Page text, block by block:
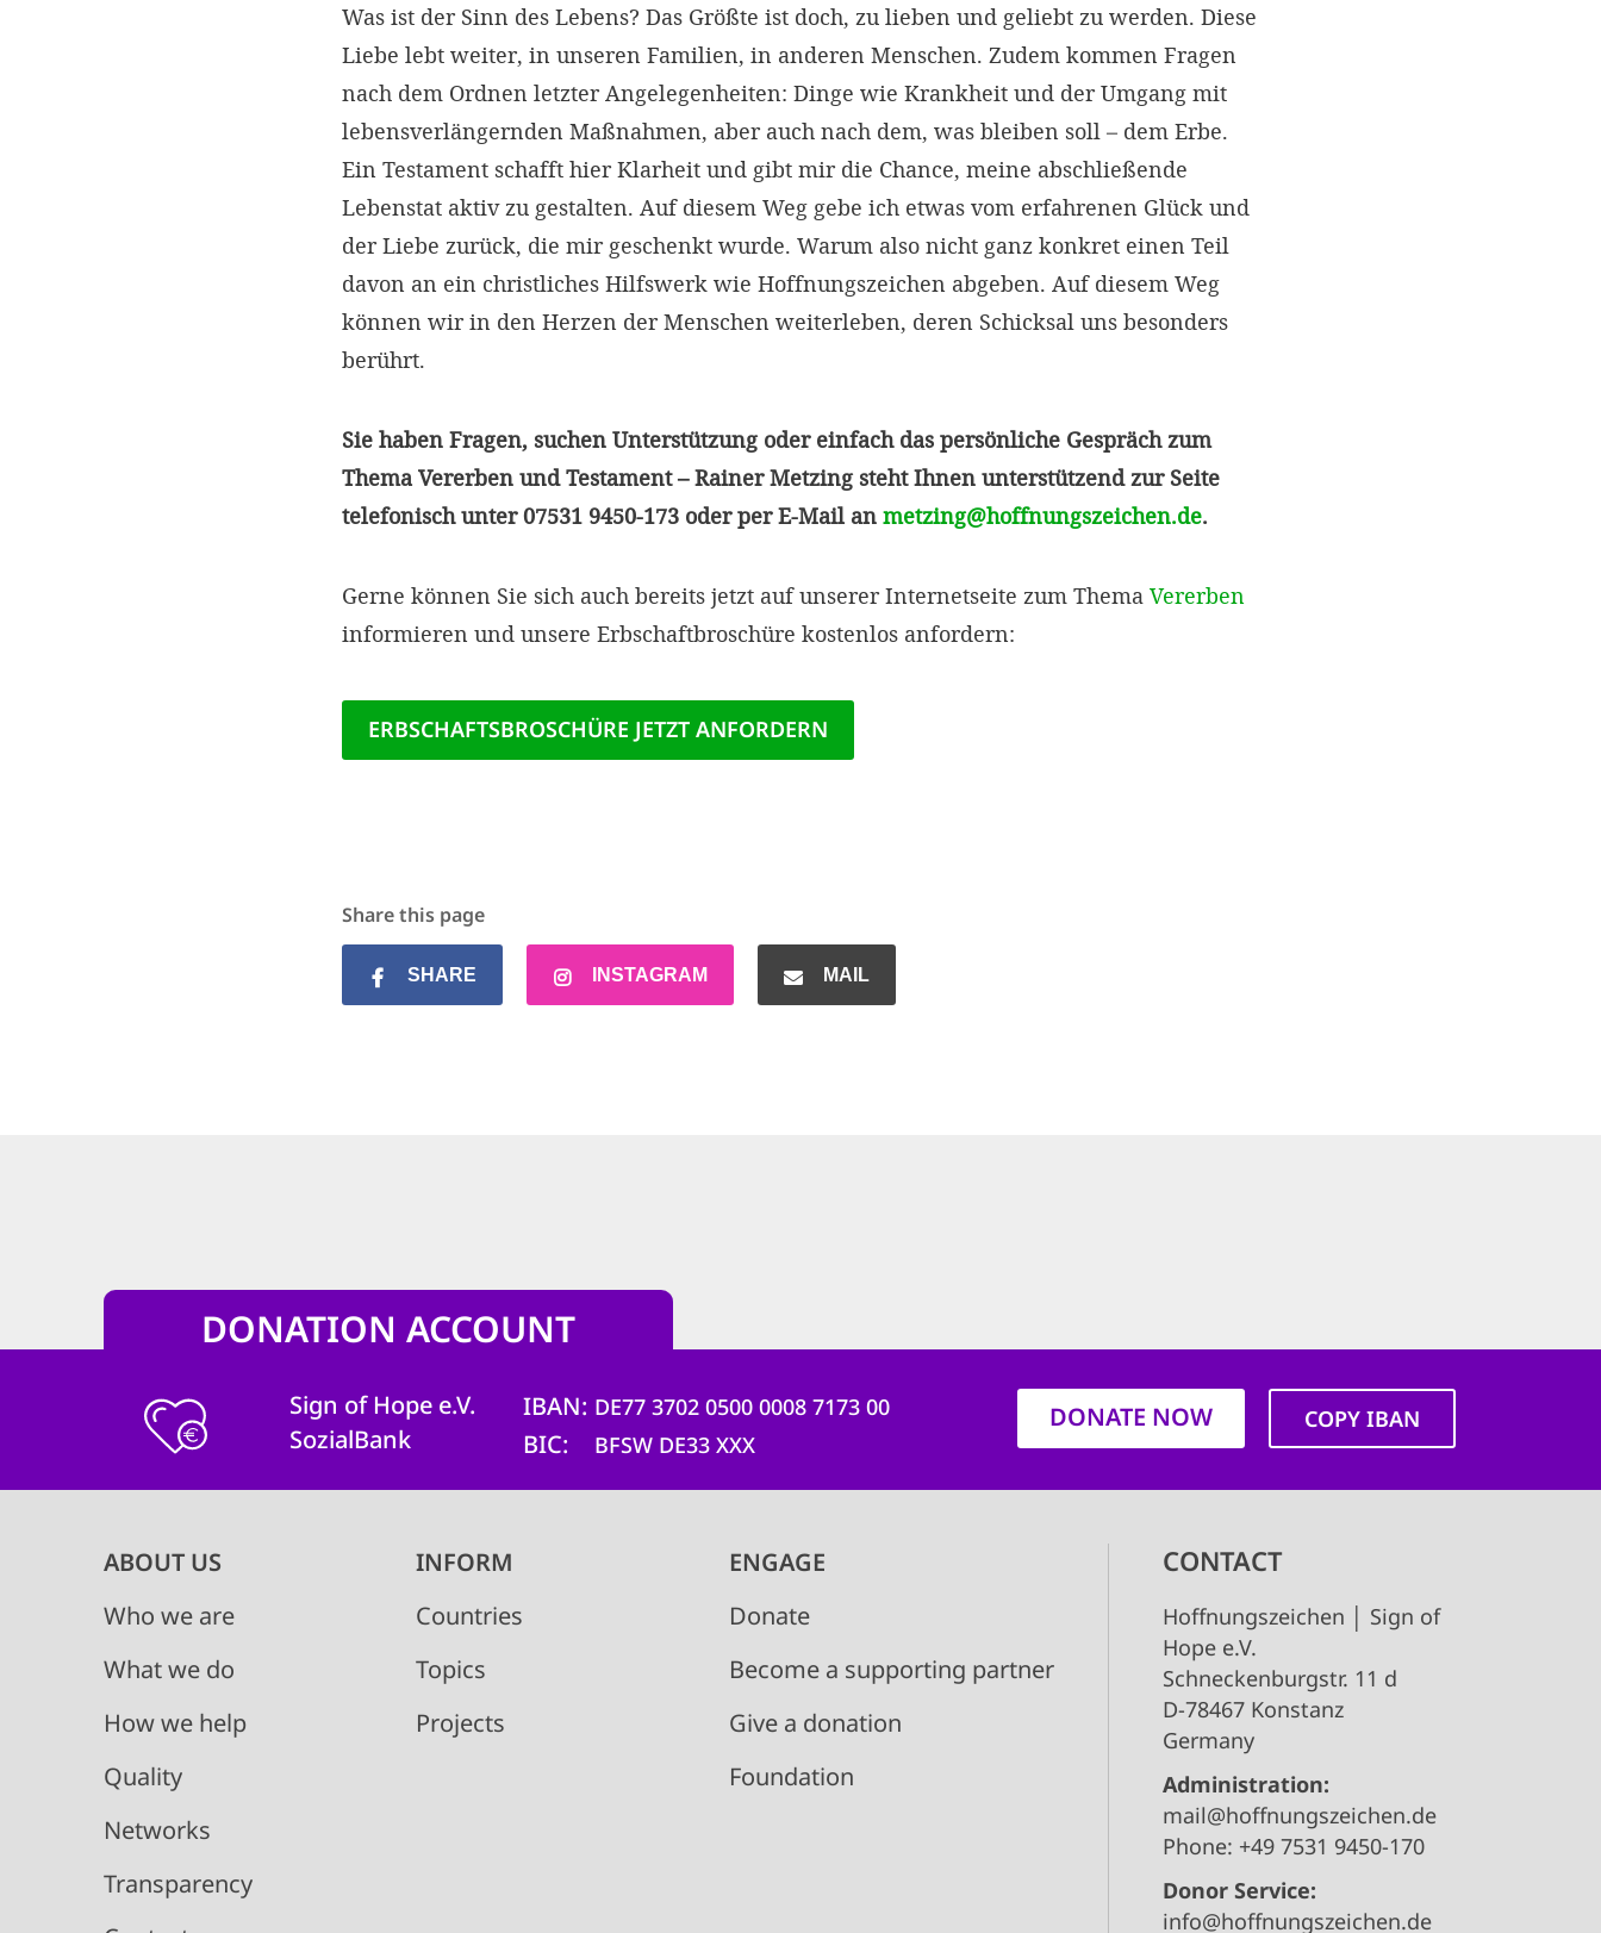
Was ist der Sinn des Lebens? Das Größte ist doch, zu lieben und geliebt zu werden. Diese
Liebe lebt weiter, in unseren Familien, in anderen Menschen. Zudem kommen Fragen
nach dem Ordnen letzter Angelegenheiten: Dinge wie Krankheit und der Umgang mit
lebensverlängernden Maßnahmen, aber auch nach dem, was bleiben soll – dem Erbe.
Ein Testament schafft hier Klarheit und gibt mir die Chance, meine abschließende
Lebenstat aktiv zu gestalten. Auf diesem Weg gebe ich etwas vom erfahrenen Glück und
der Liebe zurück, die mir geschenkt wurde. Warum also nicht ganz konkret einen Teil
davon an ein christliches Hilfswerk wie Hoffnungszeichen abgeben. Auf diesem Weg
können wir in den Herzen der Menschen weiterleben, deren Schicksal uns besonders
berührt.
Sie haben Fragen, suchen Unterstützung oder einfach das persönliche Gespräch zum
Thema Vererben und Testament – Rainer Metzing steht Ihnen unterstützend zur Seite
telefonisch unter 07531 9450-173 oder per E-Mail an metzing@hoffnungszeichen.de.
Gerne können Sie sich auch bereits jetzt auf unserer Internetseite zum Thema Vererben
informieren und unsere Erbschaftbroschüre kostenlos anfordern:
ERBSCHAFTSBROSCHÜRE JETZT ANFORDERN
Share this page
SHARE INSTAGRAM MAIL
DONATION ACCOUNT
Sign of Hope e.V.
SozialBank
IBAN DE77 3702 0500 0008 7173 00
BIC BFSW DE33 XXX
DONATE NOW COPY IBAN
Main
navigation
ABOUT US
Who we are
What we do
How we help
Quality
Networks
Transparency
INFORM
Countries
Topics
Projects
ENGAGE
Donate
Become a supporting partner
Give a donation
Foundation
CONTACT
Hoffnungszeichen │ Sign of
Hope e.V.
Schneckenburgstr. 11 d
D-78467 Konstanz
Germany
Administration:
mail@hoffnungszeichen.de
Phone: +49 7531 9450-170
Donor Service:
info@hoffnungszeichen.de